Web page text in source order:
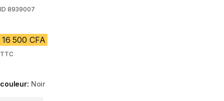
ID 8939007
16 500 CFA
TTC
couleur: Noir